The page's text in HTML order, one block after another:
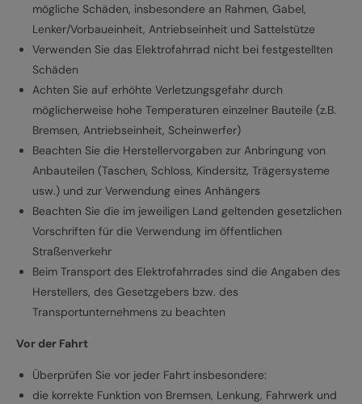
mögliche Schäden, insbesondere an Rahmen, Gabel,
Lenker/Vorbaueinheit, Antriebseinheit und Sattelstütze
Verwenden Sie das Elektrofahrrad nicht bei festgestellten
Schäden
Achten Sie auf erhöhte Verletzungsgefahr durch
möglicherweise hohe Temperaturen einzelner Bauteile (z.B.
Bremsen, Antriebseinheit, Scheinwerfer)
Beachten Sie die Herstellervorgaben zur Anbringung von
Anbauteilen (Taschen, Schloss, Kindersitz, Trägersysteme
usw.) und zur Verwendung eines Anhängers
Beachten Sie die im jeweiligen Land geltenden gesetzlichen
Vorschriften für die Verwendung im öffentlichen
Straßenverkehr
Beim Transport des Elektrofahrrades sind die Angaben des
Herstellers, des Gesetzgebers bzw. des
Transportunternehmens zu beachten
Vor der Fahrt
Überprüfen Sie vor jeder Fahrt insbesondere:
die korrekte Funktion von Bremsen, Lenkung, Fahrwerk und